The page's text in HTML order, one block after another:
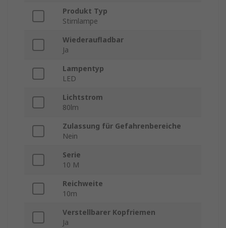
Produkt Typ
Stirnlampe
Wiederaufladbar
Ja
Lampentyp
LED
Lichtstrom
80lm
Zulassung für Gefahrenbereiche
Nein
Serie
10 M
Reichweite
10m
Verstellbarer Kopfriemen
Ja